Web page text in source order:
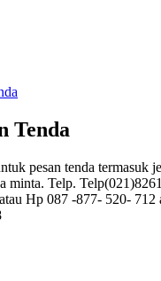
Tenda
pesan tenda termasuk
minta. Telp.
Hp 087 -877- 520- 712